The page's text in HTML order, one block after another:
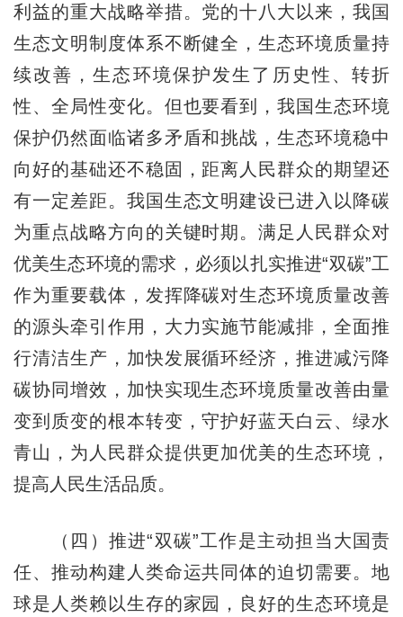
利益的重大战略举措。党的十八大以来，我国
生态文明制度体系不断健全，生态环境质量持
续改善，生态环境保护发生了历史性、转折
性、全局性变化。但也要看到，我国生态环境
保护仍然面临诸多矛盾和挑战，生态环境稳中
向好的基础还不稳固，距离人民群众的期望还
有一定差距。我国生态文明建设已进入以降碳
为重点战略方向的关键时期。满足人民群众对
优美生态环境的需求，必须以扎实推进“双碳”工
作为重要载体，发挥降碳对生态环境质量改善
的源头牵引作用，大力实施节能减排，全面推
行清洁生产，加快发展循环经济，推进减污降
碳协同增效，加快实现生态环境质量改善由量
变到质变的根本转变，守护好蓝天白云、绿水
青山，为人民群众提供更加优美的生态环境，
提高人民生活品质。
（四）推进“双碳”工作是主动担当大国责
任、推动构建人类命运共同体的迫切需要。地
球是人类赖以生存的家园，良好的生态环境是